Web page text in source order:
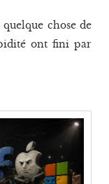
chose de
ont fini par